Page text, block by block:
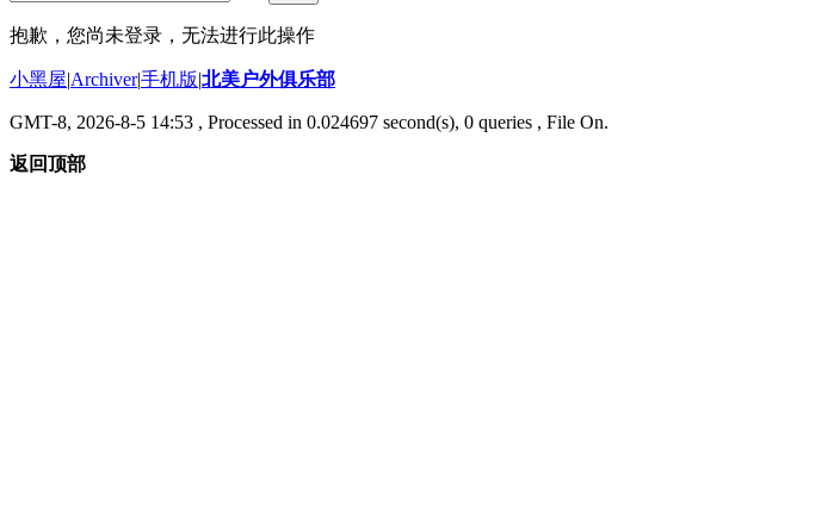
抱歉，您尚未登录，无法进行此操作
小黑屋|Archiver|手机版|北美户外俱乐部
GMT-8, 2026-8-5 14:53 , Processed in 0.024697 second(s), 0 queries , File On.
返回顶部